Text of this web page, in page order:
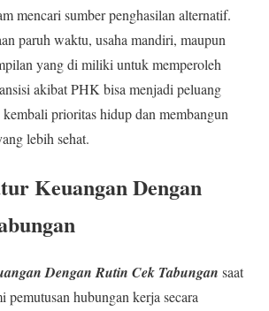
mencari sumber penghasilan alternatif.
paruh waktu, usaha mandiri, maupun
yang di miliki untuk memperoleh
akibat PHK bisa menjadi peluang
prioritas hidup dan membangun
lebih sehat.
Keuangan Dengan
Dengan Rutin Cek Tabungan saat
pemutusan hubungan kerja secara